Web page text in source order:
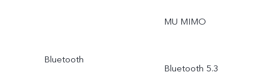
MU MIMO
Bluetooth
Bluetooth 5.3